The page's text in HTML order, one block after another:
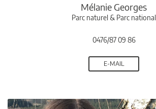
Mélanie Georges
Parc naturel & Parc national
0476/87 09 86
E-MAIL